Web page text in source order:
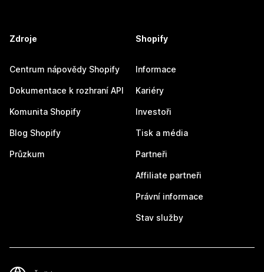
Zdroje
Centrum nápovědy Shopify
Dokumentace k rozhraní API
Komunita Shopify
Blog Shopify
Průzkum
Shopify
Informace
Kariéry
Investoři
Tisk a média
Partneři
Affiliate partneři
Právní informace
Stav služby